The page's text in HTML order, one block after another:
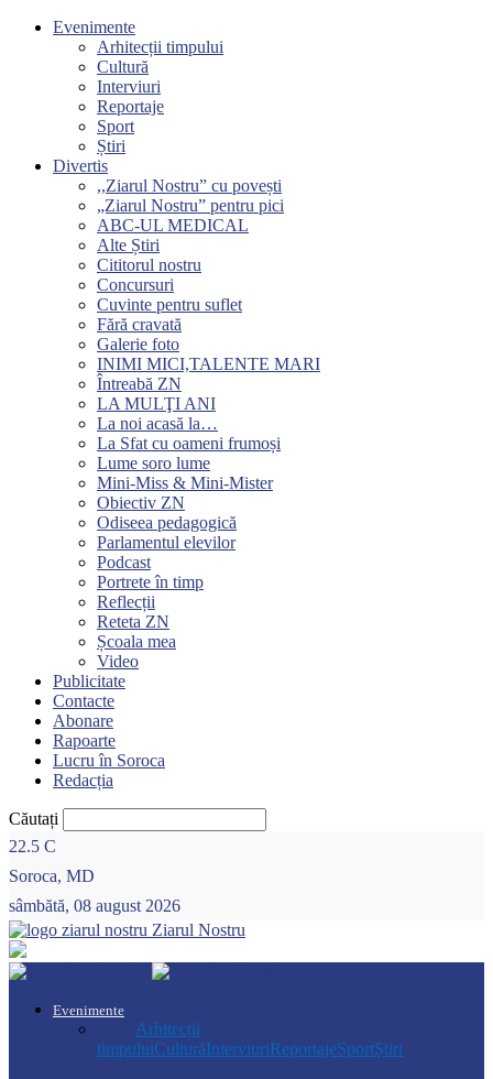
Evenimente
Arhitecții timpului
Cultură
Interviuri
Reportaje
Sport
Știri
Divertis
,,Ziarul Nostru” cu povești
„Ziarul Nostru” pentru pici
ABC-UL MEDICAL
Alte Știri
Cititorul nostru
Concursuri
Cuvinte pentru suflet
Fără cravată
Galerie foto
INIMI MICI,TALENTE MARI
Întreabă ZN
LA MULŢI ANI
La noi acasă la…
La Sfat cu oameni frumoși
Lume soro lume
Mini-Miss & Mini-Mister
Obiectiv ZN
Odiseea pedagogică
Parlamentul elevilor
Podcast
Portrete în timp
Reflecții
Reteta ZN
Școala mea
Video
Publicitate
Contacte
Abonare
Rapoarte
Lucru în Soroca
Redacția
Căutați
22.5 C
Soroca, MD
sâmbătă, 08 august 2026
Ziarul Nostru
Evenimente
Arhitecții
timpuluiCulturăInterviuriReportajeSportȘtiri